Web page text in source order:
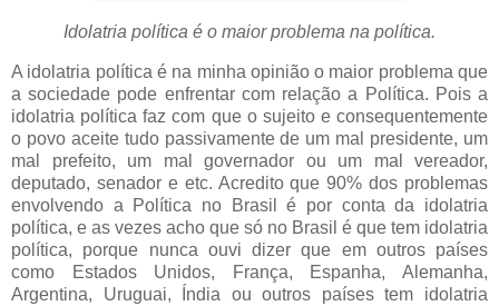
Idolatria política é o maior problema na política.
A idolatria política é na minha opinião o maior problema que
a sociedade pode enfrentar com relação a Política. Pois a
idolatria política faz com que o sujeito e consequentemente
o povo aceite tudo passivamente de um mal presidente, um
mal prefeito, um mal governador ou um mal vereador,
deputado, senador e etc. Acredito que 90% dos problemas
envolvendo a Política no Brasil é por conta da idolatria
política, e as vezes acho que só no Brasil é que tem idolatria
política, porque nunca ouvi dizer que em outros países
como Estados Unidos, França, Espanha, Alemanha,
Argentina, Uruguai, Índia ou outros países tem idolatria